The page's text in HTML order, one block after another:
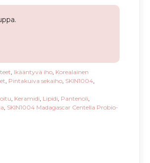
Ikääntyvä iho, Korealainen
Pintakuiva sekaiho, SKIN1004,
Keramidi Lipidi Pantenoli
SKIN1004 Madagascar Centella Probio-